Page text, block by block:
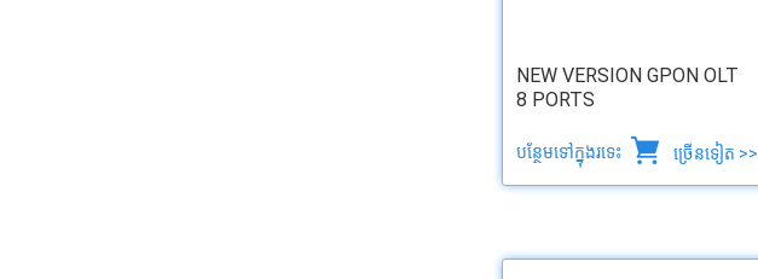
NEW VERSION GPON OLT
8 PORTS
បន្ថែមទៅក្នុងរទេះ ច្រើនទៀត >>